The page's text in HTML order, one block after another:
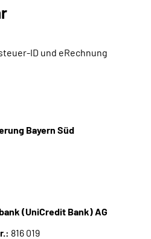
ID und eRechnung
Bayern Süd
(UniCredit Bank) AG
816 019